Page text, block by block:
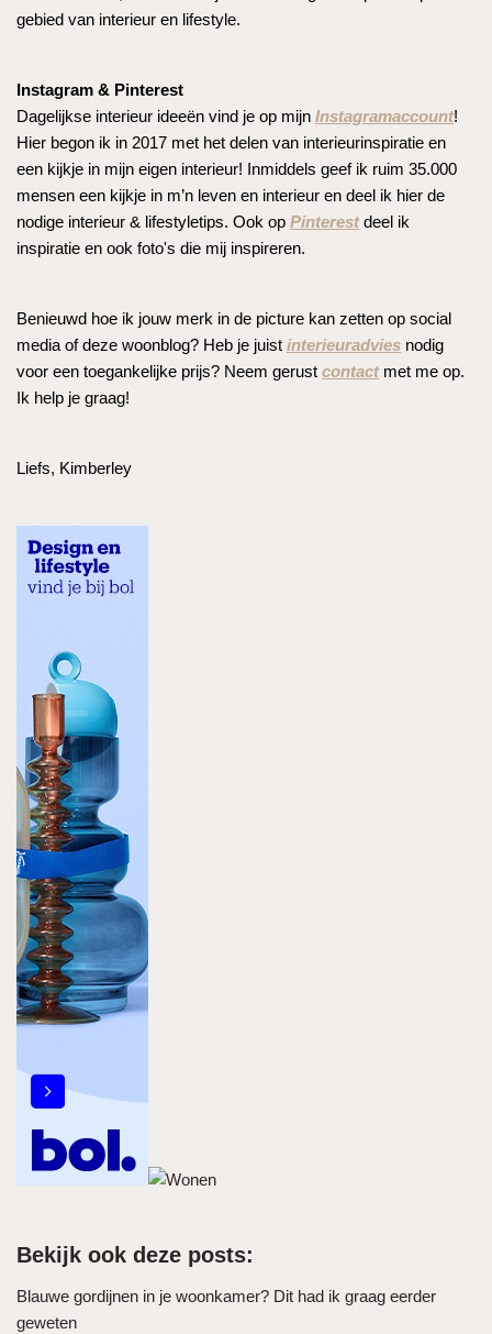
gebied van interieur en lifestyle.
Instagram & Pinterest
Dagelijkse interieur ideeën vind je op mijn Instagramaccount!
Hier begon ik in 2017 met het delen van interieurinspiratie en
een kijkje in mijn eigen interieur! Inmiddels geef ik ruim 35.000
mensen een kijkje in m’n leven en interieur en deel ik hier de
nodige interieur & lifestyletips. Ook op Pinterestdeel ik
inspiratie en ook foto's die mij inspireren.
Benieuwd hoe ik jouw merk in de picture kan zetten op social
media of deze woonblog? Heb je juist interieuradvies nodig
voor een toegankelijke prijs? Neem gerust contactmet me op.
Ik help je graag!
Liefs, Kimberley
Bekijk ook deze posts:
Blauwe gordijnen in je woonkamer? Dit had ik graag eerder
geweten